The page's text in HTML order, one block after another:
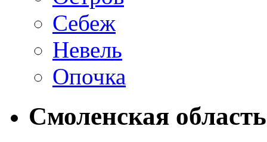
Себеж
Невель
Опочка
Смоленская область